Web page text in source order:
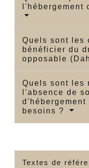
l'hébergement
Quels sont les
bénéficier du
opposable
Quels sont les
l'absence de
d'hébergement
besoins ?
Textes de